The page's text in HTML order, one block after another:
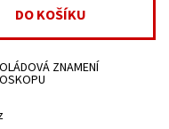
ZNAMENÍ